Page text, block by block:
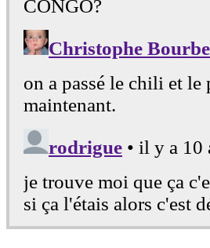
42
(100) KAZAKHSTAN
43(101)
44(114) AZERBAIDJAN
46
CHYPRE
47(135) ILES FEROE
48 (137)
49(138) LITUANIE
50 (155) MOLDAVIE
(164) ANDORRE